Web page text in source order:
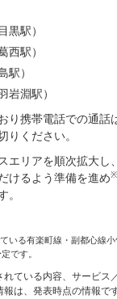
黒駅）
西駅）
駅）
岩淵駅）
り携帯電話での通話
りください。
エリアを順次拡大し
けるよう準備を進め※
。
いる有楽町線・副都心線
です。
れている内容、サービス
報は、発表時点の情報で